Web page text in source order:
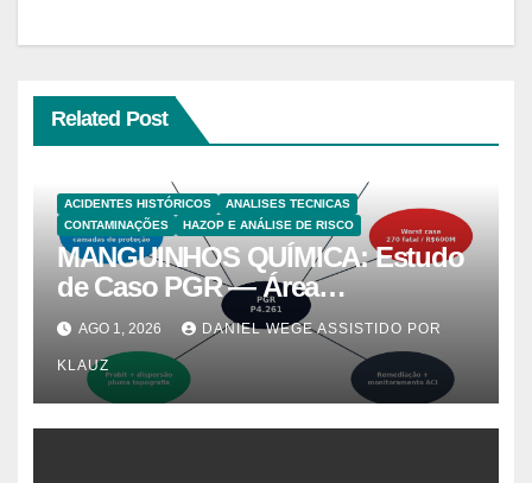
Related Post
ACIDENTES HISTÓRICOS
ANALISES TECNICAS
CONTAMINAÇÕES
HAZOP E ANÁLISE DE RISCO
MANGUINHOS QUÍMICA: Estudo
de Caso PGR — Área
Contaminada Prioridade A em
Campinas (CETESB P4.261)
AGO 1, 2026 DANIEL WEGE ASSISTIDO POR
KLAUZ